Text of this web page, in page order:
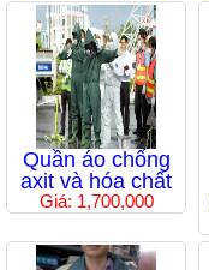
Quần áo chống
axit và hóa chất
Giá: 1,700,000